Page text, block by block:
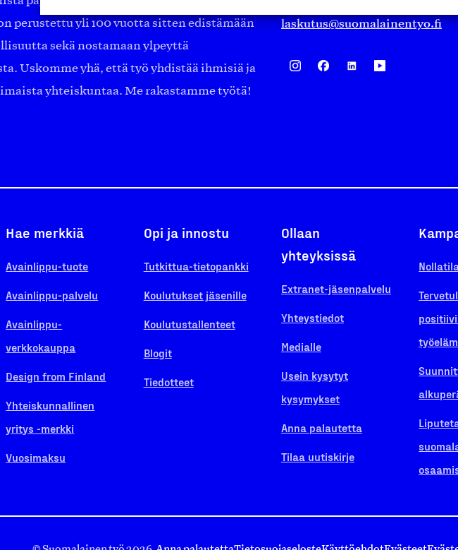
perustettu yli 100 vuotta sitten edistämään
sekä nostamaan ylpeyttä
Uskomme yhä, että työ yhdistää ihmisiä ja
yhteiskuntaa. Me rakastamme työtä!
laskutus@suomalainentyo.fi
Hae merkkiä
Avainlippu-tuote
Avainlippu-palvelu
Avainlippu-
verkkokauppa
Design from Finland
Yhteiskunnallinen
yritys -merkki
Vuosimaksu
Opi ja innostu
Tutkittua-tietopankki
Koulutukset jäsenille
Koulutustallenteet
Blogit
Tiedotteet
Ollaan
yhteyksissä
Extranet-jäsenpalvelu
Yhteystiedot
Medialle
Usein kysytyt
kysymykset
Anna palautetta
Tilaa uutiskirje